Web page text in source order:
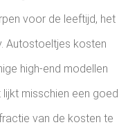
voor de leeftijd, het
Autostoeltjes kosten
high-end modellen
misschien een goed
van de kosten te